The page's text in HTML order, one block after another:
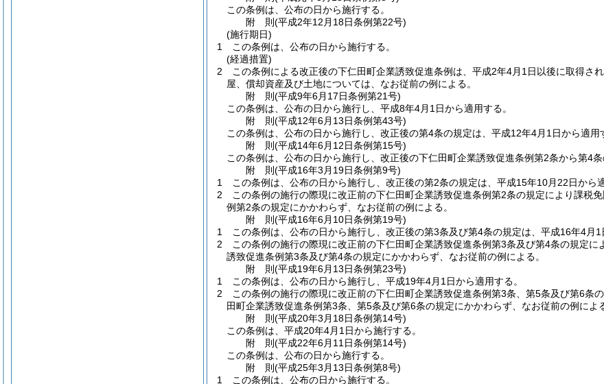
この条例は、公布の日から施行する。
附 則(平成2年12月18日条例第22号)
(施行期日)
1
この条例は、公布の日から施行する。
(経過措置)
2
この条例による改正後の下仁田町企業誘致促進条例は、平成2年4月1日以後に取得さ
屋、償却資産及び土地については、なお従前の例による。
附 則(平成9年6月17日条例第21号)
この条例は、公布の日から施行し、平成8年4月1日から適用する。
附 則(平成12年6月13日条例第43号)
この条例は、公布の日から施行し、改正後の第4条の規定は、平成12年4月1日から適用
附 則(平成14年6月12日条例第15号)
この条例は、公布の日から施行し、改正後の下仁田町企業誘致促進条例第2条から第4
附 則(平成16年3月19日条例第9号)
1
この条例は、公布の日から施行し、改正後の第2条の規定は、平成15年10月22日から
2
この条例の施行の際現に改正前の下仁田町企業誘致促進条例第2条の規定により課税
例第2条の規定にかかわらず、なお従前の例による。
附 則(平成16年6月10日条例第19号)
1
この条例は、公布の日から施行し、改正後の第3条及び第4条の規定は、平成16年4月1
2
この条例の施行の際現に改正前の下仁田町企業誘致促進条例第3条及び第4条の規定
誘致促進条例第3条及び第4条の規定にかかわらず、なお従前の例による。
附 則(平成19年6月13日条例第23号)
1
この条例は、公布の日から施行し、平成19年4月1日から適用する。
2
この条例の施行の際現に改正前の下仁田町企業誘致促進条例第3条、第5条及び第6条
田町企業誘致促進条例第3条、第5条及び第6条の規定にかかわらず、なお従前の例によ
附 則(平成20年3月18日条例第14号)
この条例は、平成20年4月1日から施行する。
附 則(平成22年6月11日条例第14号)
この条例は、公布の日から施行する。
附 則(平成25年3月13日条例第8号)
1
この条例は、公布の日から施行する。